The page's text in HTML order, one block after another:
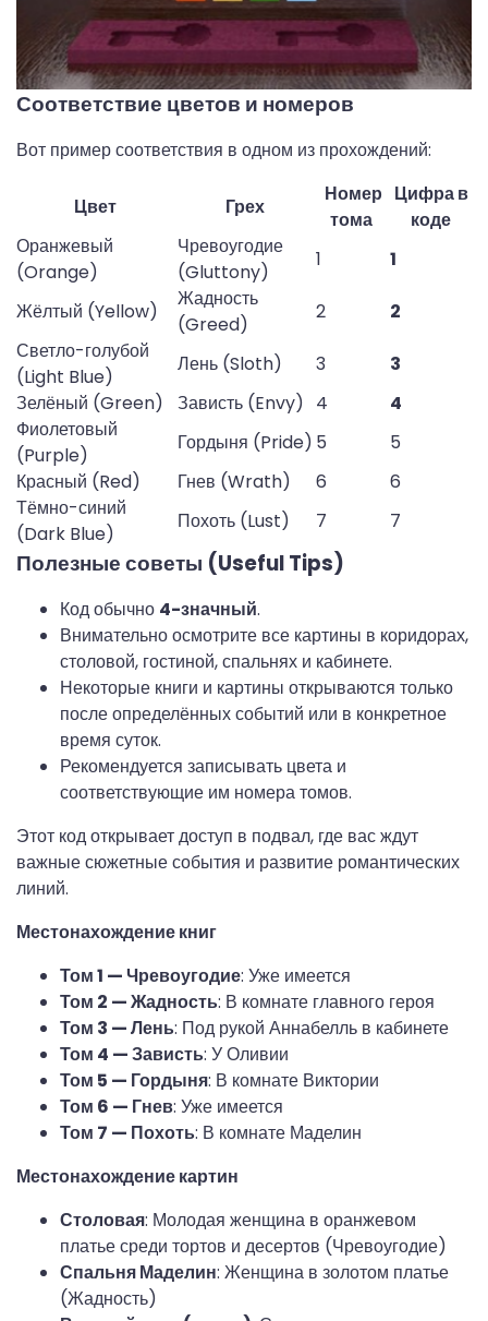
Соответствие цветов и номеров
Вот пример соответствия в одном из прохождений:
Цвет Грех
Номер
тома
Цифра в
коде
Оранжевый
(Orange)
Чревоугодие
(Gluttony)
1 1
Жёлтый (Yellow)
Жадность
(Greed)
2
2
Светло-голубой
(Light Blue)
Лень (Sloth) 3
3
Зелёный (Green)
Зависть (Envy) 4
4
Фиолетовый
(Purple)
Гордыня (Pride) 5
5
Красный (Red)
Гнев (Wrath) 6
6
Тёмно-синий
(Dark Blue)
Похоть (Lust) 7 7
Полезные советы (Useful Tips)
Код обычно 4-значный.
Внимательно осмотрите все картины в коридорах,
столовой, гостиной, спальнях и кабинете.
Некоторые книги и картины открываются только
после определённых событий или в конкретное
время суток.
Рекомендуется записывать цвета и
соответствующие им номера томов.
Этот код открывает доступ в подвал, где вас ждут
важные сюжетные события и развитие романтических
линий.
Местонахождение книг
Том 1 — Чревоугодие: Уже имеется
Том 2 — Жадность: В комнате главного героя
Том 3 — Лень: Под рукой Аннабелль в кабинете
Том 4 — Зависть: У Оливии
Том 5 — Гордыня: В комнате Виктории
Том 6 — Гнев: Уже имеется
Том 7 — Похоть: В комнате Маделин
Местонахождение картин
Столовая: Молодая женщина в оранжевом
платье среди тортов и десертов (Чревоугодие)
Спальня Маделин: Женщина в золотом платье
(Жадность)